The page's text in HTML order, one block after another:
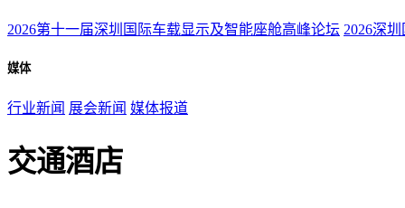
2026第十一届深圳国际车载显示及智能座舱高峰论坛 2026深
媒体
行业新闻 展会新闻 媒体报道
交通酒店